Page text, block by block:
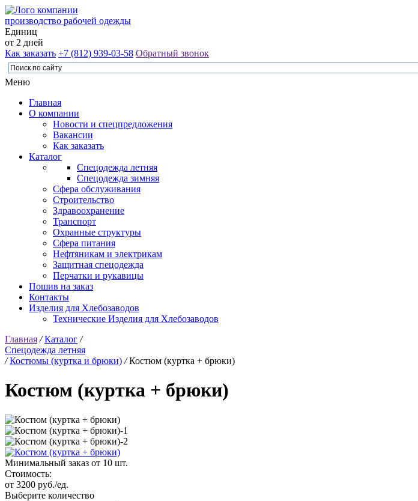
производство рабочей одежды
Единиц
от 2 дней
Как заказать +7 (812) 939-03-58 Обратный звонок
Меню
Главная
О компании
Новости и спецпредложения
Вакансии
Как заказать
Каталог
Спецодежда летняя
Спецодежда зимняя
Сфера обслуживания
Строительство
Здравоохранение
Транспорт
Охранные структуры
Сфера питания
Нефтяникам и электрикам
Защитная спецодежда
Перчатки и рукавицы
Пошив на заказ
Контакты
Изделия для Хлебозаводов
Технические Изделия для Хлебозаводов
Главная /Каталог /
Спецодежда летняя
/Костюмы (куртка и брюки) /Костюм (куртка + брюки)
Костюм (куртка + брюки)
Минимальный заказ от 10 шт.
Стоимость:
от 3200 руб./ед.
Выберите количество